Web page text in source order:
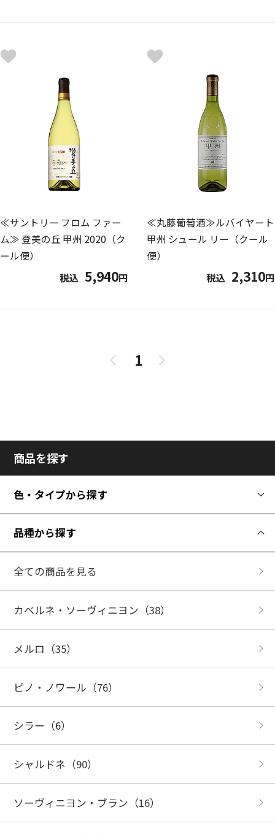
商品を探す
色・タイプから探す
品種から探す
全ての商品を見る
カベルネ・ソーヴィニヨン （38）
メルロ （35）
ピノ・ノワール （76）
シラー （6）
シャルドネ （90）
ソーヴィニヨン・ブラン （16）
≪サントリー フロム ファー
ム≫ 登美の丘 甲州 2020（ク
ール便）
税込 5,940円
≪丸藤葡萄酒≫ルバイヤート
甲州 シュール リー（クール
便）
税込 2,310円
1